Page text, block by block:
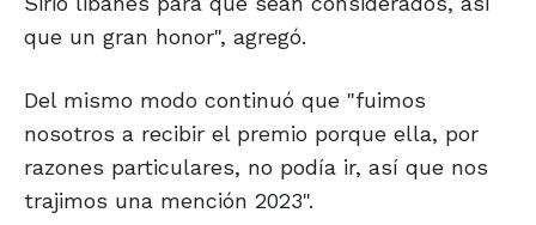
que un gran honor", agregó.
Del mismo modo continuó que "fuimos
nosotros a recibir el premio porque ella, por
razones particulares, no podía ir, así que nos
trajimos una mención 2023".